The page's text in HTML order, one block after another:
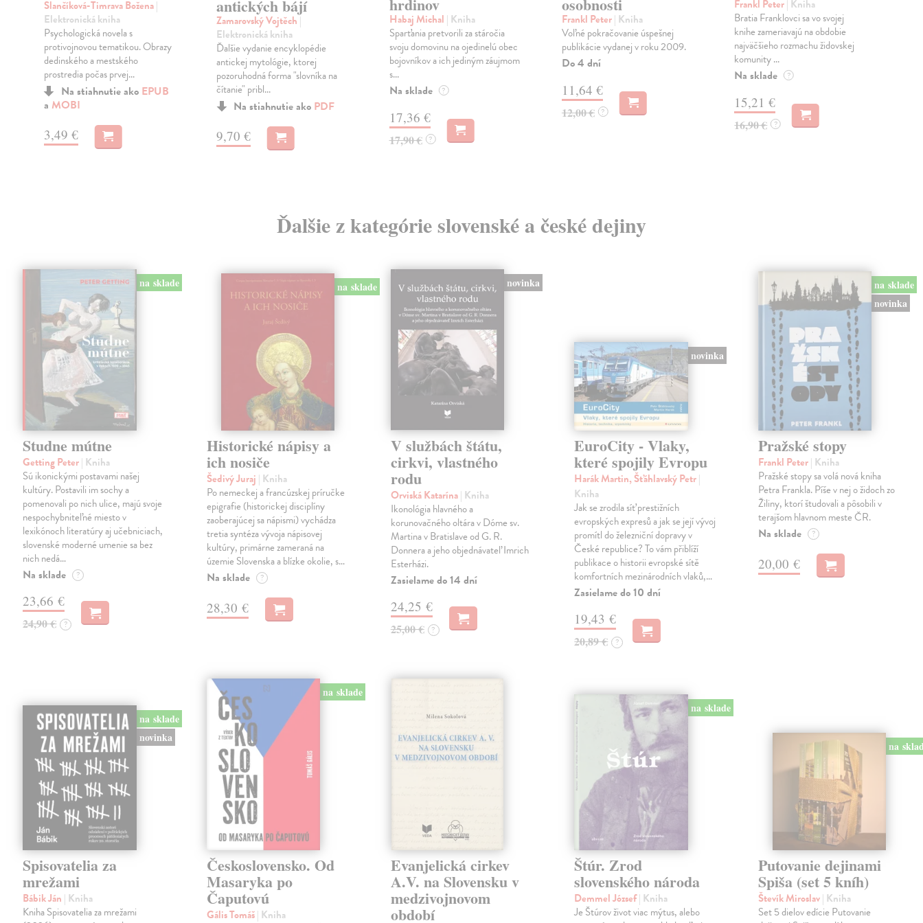
Slančíková-Timrava Božena|
Elektronická kniha
Psychologická novela s
protivojnovou tematikou. Obrazy
dedinského a mestského
prostredia počas prvej...
Na stiahnutie ako EPUB
a MOBI
3,49 €
antických bájí
Zamarovský Vojtěch |
Elektronická kniha
Ďalšie vydanie encyklopédie
antickej mytológie, ktorej
pozoruhodná forma "slovníka na
čítanie" pribl...
Na stiahnutie ako PDF
9,70 €
hrdinov
Habaj Michal | Kniha
Sparťania pretvorili za stáročia
svoju domovinu na ojedinelú obec
bojovníkov a ich jediným záujmom
s...
Na sklade ?
17,36 €
17,90 € ?
osobnosti
Frankl Peter| Kniha
Voľné pokračovanie úspešnej
publikácie vydanej v roku 2009.
Do 4 dní
11,64 €
12,00 € ?
Frankl Peter| Kniha
Bratia Franklovci sa vo svojej
knihe zameriavajú na obdobie
najväčšieho rozmachu židovskej
komunity ...
Na sklade ?
15,21 €
16,90 € ?
Ďalšie z kategórie slovenské a české dejiny
na sklade
Studne mútne
Getting Peter| Kniha
Sú ikonickými postavami našej
kultúry. Postavili im sochy a
pomenovali po nich ulice, majú svoje
nespochybniteľné miesto v
lexikónoch literatúry aj učebniciach,
slovenské moderné umenie sa bez
nich nedá…
Na sklade ?
23,66 €
24,90 € ?
na sklade
Historické nápisy a
ich nosiče
Šedivý Juraj | Kniha
Po nemeckej a francúzskej príručke
epigrafie (historickej disciplíny
zaoberajúcej sa nápismi) vychádza
tretia syntéza vývoja nápisovej
kultúry, primárne zameraná na
územie Slovenska a blízke okolie, s…
Na sklade ?
28,30 €
novinka
V službách štátu,
cirkvi, vlastného
rodu
Orviská Katarína| Kniha
Ikonológia hlavného a
korunovačného oltára v Dóme sv.
Martina v Bratislave od G. R.
Donnera a jeho objednávateľ Imrich
Esterházi.
Zasielame do 14 dní
24,25 €
25,00 € ?
novinka
EuroCity - Vlaky,
které spojily Evropu
Harák Martin, Šťáhlavský Petr|
Kniha
Jak se zrodila síť prestižních
evropských expresů a jak se její vývoj
promítl do železniční dopravy v
České republice? To vám přiblíží
publikace o historii evropské sítě
komfortních mezinárodních vlaků,…
Zasielame do 10 dní
19,43 €
20,89 € ?
na sklade
novinka
Pražské stopy
Frankl Peter| Kniha
Pražské stopy sa volá nová kniha
Petra Frankla. Píše v nej o židoch zo
Žiliny, ktorí študovali a pôsobili v
terajšom hlavnom meste ČR.
Na sklade ?
20,00 €
na sklade
novinka
Spisovatelia za
mrežami
Bábik Ján | Kniha
Kniha Spisovatelia za mrežami
na sklade
Československo. Od
Masaryka po
Čaputovú
Gális Tomáš| Kniha
Evanjelická cirkev
A.V. na Slovensku v
medzivojnovom
období
na sklade
Štúr. Zrod
slovenského národa
Demmel József| Kniha
Je Štúrov život viac mýtus, alebo
na
Putovanie dejinami
Spiša (set 5 kníh)
Števík Miroslav| Kniha
Set 5 dielov edície Putovanie